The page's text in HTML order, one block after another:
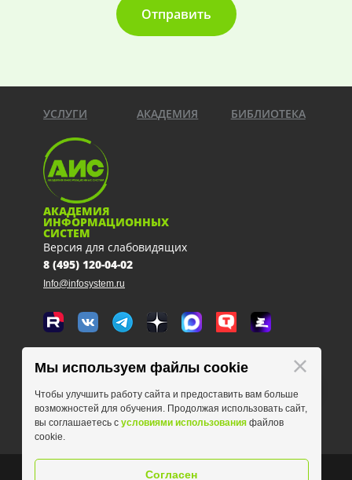
Отправить
УСЛУГИ АКАДЕМИЯ БИБЛИОТЕКА
АКАДЕМИЯ
ИНФОРМАЦИОННЫХ
СИСТЕМ
Версия для слабовидящих
8 (495) 120-04-02
Info@infosystem.ru
Москва, 111123, ул. Плеханова, 4а
схема проезда
© АНО ДПО ЦПК "АИС" 1996-2026 Лицензия серия 77Л01 №0008536
Мы используем файлы cookie
Чтобы улучшить работу сайта и предоставить вам больше
возможностей для обучения. Продолжая использовать сайт,
вы соглашаетесь с условиями использования файлов
cookie.
Согласен